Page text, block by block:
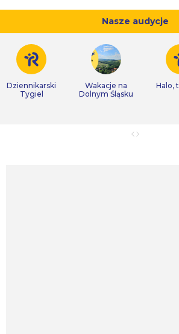
Nasze audycje
Dziennikarski
Tygiel
Wakacje na
Dolnym Śląsku
Halo,